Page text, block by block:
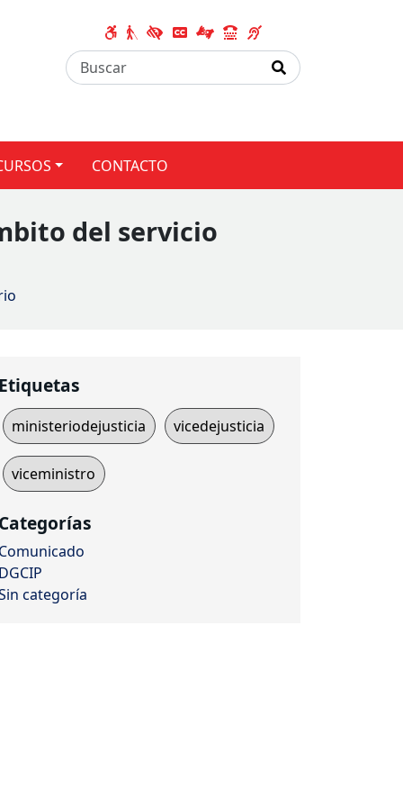
CONTACTO
del servicio
Etiquetas
ministeriodejusticia vicedejusticia
viceministro
Categorías
Comunicado
DGCIP
categoría